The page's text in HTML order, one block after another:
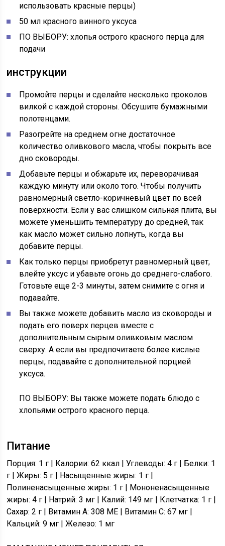
использовать красные перцы)
50 мл красного винного уксуса
ПО ВЫБОРУ: хлопья острого красного перца для
подачи
инструкции
Промойте перцы и сделайте несколько проколов
вилкой с каждой стороны. Обсушите бумажными
полотенцами.
Разогрейте на среднем огне достаточное
количество оливкового масла, чтобы покрыть все
дно сковороды.
Добавьте перцы и обжарьте их, переворачивая
каждую минуту или около того. Чтобы получить
равномерный светло-коричневый цвет по всей
поверхности. Если у вас слишком сильная плита, вы
можете уменьшить температуру до средней, так
как масло может сильно лопнуть, когда вы
добавите перцы.
Как только перцы приобретут равномерный цвет,
влейте уксус и убавьте огонь до среднего-слабого.
Готовьте еще 2-3 минуты, затем снимите с огня и
подавайте.
Вы также можете добавить масло из сковороды и
подать его поверх перцев вместе с
дополнительным сырым оливковым маслом
сверху. А если вы предпочитаете более кислые
перцы, подавайте с дополнительной порцией
уксуса.
ПО ВЫБОРУ: Вы также можете подать блюдо с
хлопьями острого красного перца.
Питание
Порция: 1 г | Калории: 62 ккал | Углеводы: 4 г | Белки: 1
г | Жиры: 5 г | Насыщенные жиры: 1 г |
Полиненасыщенные жиры: 1 г | Мононенасыщенные
жиры: 4 г | Натрий: 3 мг | Калий: 149 мг | Клетчатка: 1 г |
Сахар: 2 г | Витамин A: 308 МЕ | Витамин C: 67 мг |
Кальций: 9 мг | Железо: 1 мг